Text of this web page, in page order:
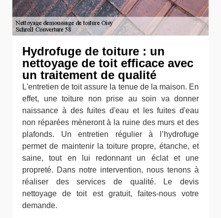
Hydrofuge de toiture : un
nettoyage de toit efficace avec
un traitement de qualité
L'entretien de toit assure la tenue de la maison. En
effet, une toiture non prise au soin va donner
naissance à des fuites d'eau et les fuites d'eau
non réparées mèneront à la ruine des murs et des
plafonds. Un entretien régulier à l’hydrofuge
permet de maintenir la toiture propre, étanche, et
saine, tout en lui redonnant un éclat et une
propreté. Dans notre intervention, nous tenons à
réaliser des services de qualité. Le devis
nettoyage de toit est gratuit, faites-nous votre
demande.